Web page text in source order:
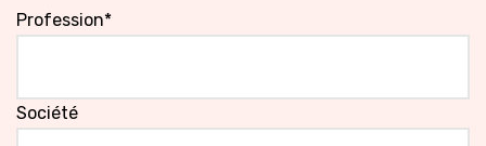
Profession*
Société